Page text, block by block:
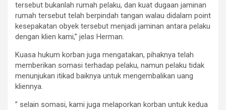
tersebut bukanlah rumah pelaku, dan kuat dugaan jaminan
rumah tersebut telah berpindah tangan walau didalam point
kesepakatan obyek tersebut menjadi jaminan antara pelaku
dengan klien kami,” jelas Herman.
Kuasa hukum korban juga mengatakan, pihaknya telah
memberikan somasi terhadap pelaku, namun pelaku tidak
menunjukan itikad baiknya untuk mengembalikan uang
kliennya.
” selain somasi, kami juga melaporkan korban untuk kedua